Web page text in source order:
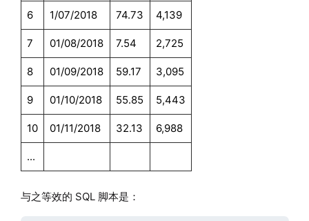
6 1/07/2018 74.73 4,139
7 01/08/2018 7.54 2,725
8 01/09/2018 59.17 3,095
9 01/10/2018 55.85 5,443
10 01/11/2018 32.13 6,988
...
与之等效的 SQL 脚本是：